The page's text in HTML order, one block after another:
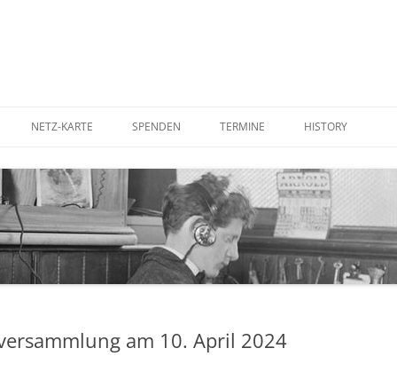
ANTENNE
NETZ-KARTE SPENDEN
GOODING
TERMINE HISTORY
IM FERNSEHEN
STADTRATS-
KOSTENFREIES
am 10. April 2024